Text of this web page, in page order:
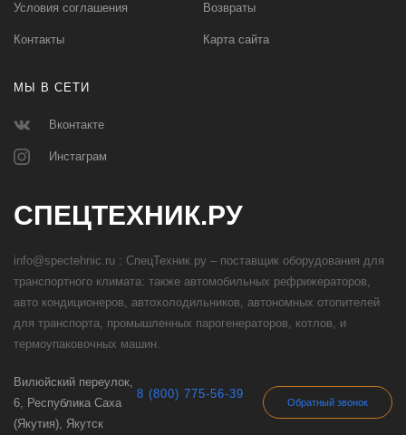
Условия соглашения
Контакты
Возвраты
Карта сайта
МЫ В СЕТИ
Вконтакте
Инстаграм
СПЕЦТЕХНИК.РУ
info@spectehnic.ru : СпецТехник.ру – поставщик оборудования для
транспортного климата: также автомобильных рефрижераторов,
авто кондиционеров, автохолодильников, автономных отопителей
для транспорта, промышленных парогенераторов, котлов, и
термоупаковочных машин.
8 (800) 775-56-39
Обратный звонок
Вилюйский переулок,
6, Республика Саха
(Якутия), Якутск